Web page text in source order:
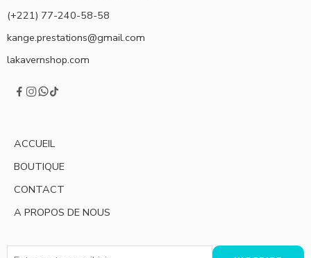
(+221) 77-240-58-58
kange.prestations@gmail.com
lakavernshop.com
ACCUEIL
BOUTIQUE
CONTACT
A PROPOS DE NOUS